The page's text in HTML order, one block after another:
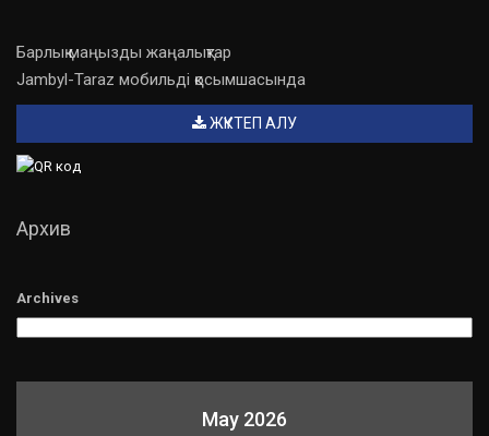
Барлық маңызды жаңалықтар
Jambyl-Taraz мобильді қосымшасында
ЖҮКТЕП АЛУ
Архив
Archives
May 2026